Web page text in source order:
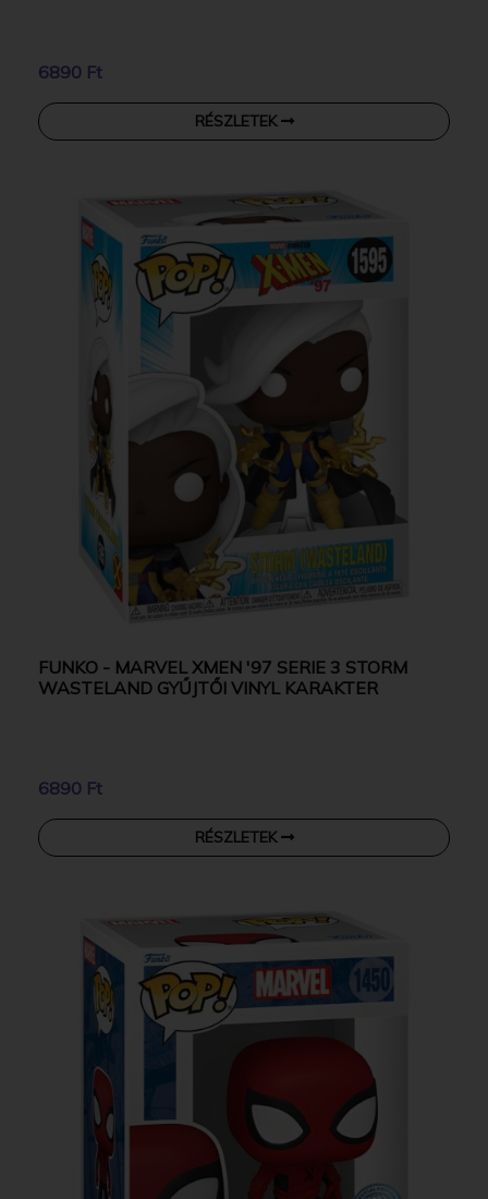
6890 Ft
RÉSZLETEK
FUNKO - MARVEL XMEN '97 SERIE 3 STORM
WASTELAND GYŰJTŐI VINYL KARAKTER
6890 Ft
RÉSZLETEK